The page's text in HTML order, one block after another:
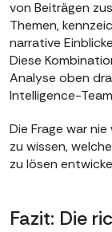
von Beiträgen
Themen,
narrative
Diese
Analyse oben
Intelligence-
Die Frage war nie
zu wissen,
zu lösen
Fazit: Die